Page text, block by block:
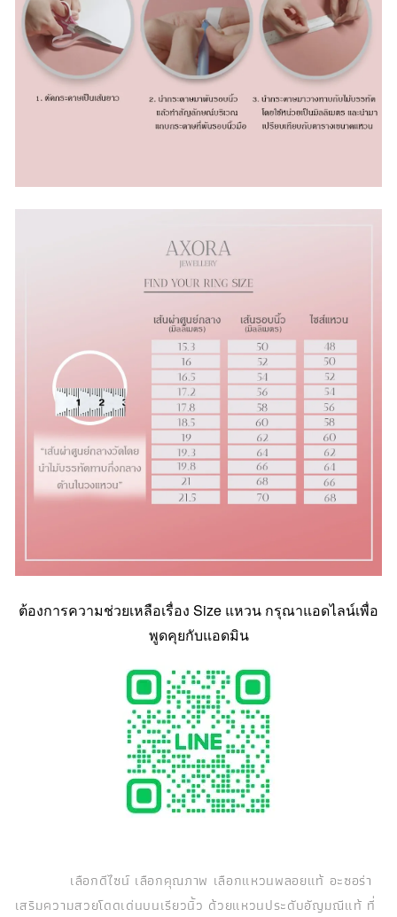
ต้องการความช่วยเหลือเรื่อง Size แหวน กรุณาแอดไลน์เพื่อ
พูดคุยกับแอดมิน
เลือกดีไซน์ เลือกคุณภาพ เลือกแหวนพลอยแท้ อะซอร่า
เสริมความสวยโดดเด่นบนเรียวนิ้ว ด้วยแหวนประดับอัญมณีแท้ ที่